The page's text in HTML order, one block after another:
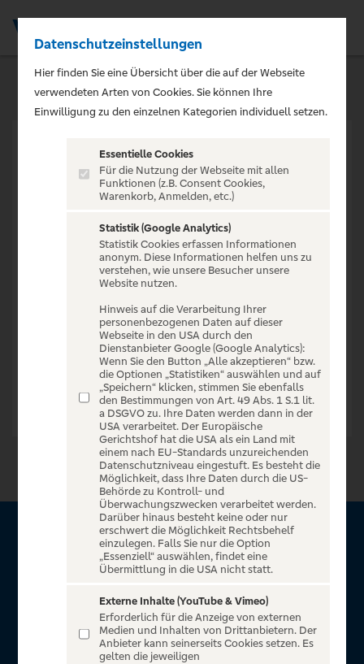
VERANSTALTUNG NICHT
GEFUNDEN
Zur Startseite
Über VR Entertain
für alle Kunden der Volksbanken Raiffeisenbanken. Auf
unserem einzigartigen Portal finden Sie Tickets für
atemberaubende Konzerte, Musicals und Shows, die
Fußball-Bundesliga sowie die Champions League und die
Datenschutzeinstellungen
Hier finden Sie eine Übersicht über die auf der Webseite
verwendeten Arten von Cookies. Sie können Ihre
Einwilligung zu den einzelnen Kategorien individuell setzen.
Essentielle Cookies
Für die Nutzung der Webseite mit allen
Funktionen (z.B. Consent Cookies,
Warenkorb, Anmelden, etc.)
Statistik (Google Analytics)
Statistik Cookies erfassen Informationen
anonym. Diese Informationen helfen uns zu
verstehen, wie unsere Besucher unsere
Website nutzen.
Hinweis auf die Verarbeitung Ihrer
personenbezogenen Daten auf dieser
Webseite in den USA durch den
Dienstanbieter Google (Google Analytics):
Wenn Sie den Button „Alle akzeptieren“ bzw.
die Optionen „Statistiken“ auswählen und auf
„Speichern“ klicken, stimmen Sie ebenfalls
den Bestimmungen von Art. 49 Abs. 1 S.1 lit.
a DSGVO zu. Ihre Daten werden dann in der
USA verarbeitet. Der Europäische
Gerichtshof hat die USA als ein Land mit
einem nach EU-Standards unzureichenden
Datenschutzniveau eingestuft. Es besteht die
Möglichkeit, dass Ihre Daten durch die US-
Behörde zu Kontroll- und
Überwachungszwecken verarbeitet werden.
Darüber hinaus besteht keine oder nur
erschwert die Möglichkeit Rechtsbehelf
einzulegen. Falls Sie nur die Option
„Essenziell“ auswählen, findet eine
Übermittlung in die USA nicht statt.
Externe Inhalte (YouTube & Vimeo)
Erforderlich für die Anzeige von externen
Medien und Inhalten von Drittanbietern. Der
Anbieter kann seinerseits Cookies setzen. Es
gelten die jeweiligen